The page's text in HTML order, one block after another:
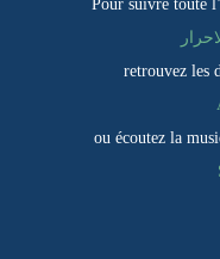
Pour suivre toute
retrouvez les
ou écoutez la